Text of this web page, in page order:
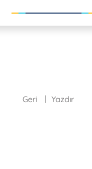
Geri Yazdır